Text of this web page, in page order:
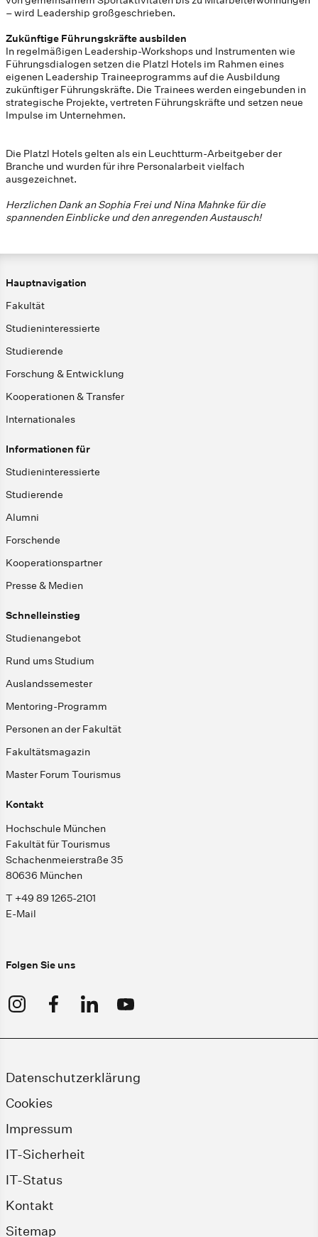
– wird Leadership großgeschrieben.
Zukünftige Führungskräfte ausbilden
In regelmäßigen Leadership-Workshops und Instrumenten wie
Führungsdialogen setzen die Platzl Hotels im Rahmen eines
eigenen Leadership Traineeprogramms auf die Ausbildung
zukünftiger Führungskräfte. Die Trainees werden eingebunden in
strategische Projekte, vertreten Führungskräfte und setzen neue
Impulse im Unternehmen.
Die Platzl Hotels gelten als ein Leuchtturm-Arbeitgeber der
Branche und wurden für ihre Personalarbeit vielfach
ausgezeichnet.
Herzlichen Dank an Sophia Frei und Nina Mahnke für die
spannenden Einblicke und den anregenden Austausch!
Hauptnavigation
Fakultät
Studieninteressierte
Studierende
Forschung & Entwicklung
Kooperationen & Transfer
Internationales
Informationen für
Studieninteressierte
Studierende
Alumni
Forschende
Kooperationspartner
Presse & Medien
Schnelleinstieg
Studienangebot
Rund ums Studium
Auslandssemester
Mentoring-Programm
Personen an der Fakultät
Fakultätsmagazin
Master Forum Tourismus
Kontakt
Hochschule München
Fakultät für Tourismus
Schachenmeierstraße 35
80636 München
T +49 89 1265-2101
E-Mail
Folgen Sie uns
Datenschutzerklärung
Cookies
Impressum
IT-Sicherheit
IT-Status
Kontakt
Sitemap